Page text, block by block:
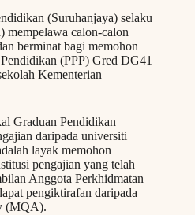
(Suruhanjaya) selaku
mempelawa calon-calon
berminat bagi memohon
(PPP) Gred DG41
Kementerian
Graduan Pendidikan
daripada universiti
layak memohon
pengajian yang telah
Anggota Perkhidmatan
pengiktirafan daripada
(MQA).